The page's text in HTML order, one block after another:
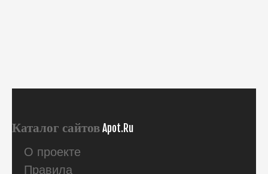
Каталог сайтовApot.Ru
О проекте
Правила